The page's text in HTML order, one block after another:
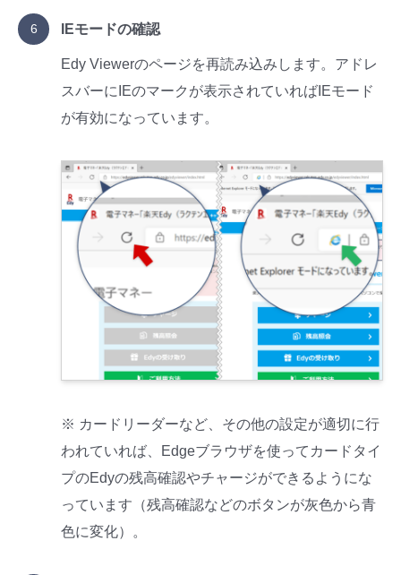
IEモードの確認
Edy Viewerのページを再読み込みします。アドレ
スバーにIEのマークが表示されていればIEモード
が有効になっています。
※ カードリーダーなど、その他の設定が適切に行
われていれば、Edgeブラウザを使ってカードタイ
プのEdyの残高確認やチャージができるようにな
っています（残高確認などのボタンが灰色から青
色に変化）。